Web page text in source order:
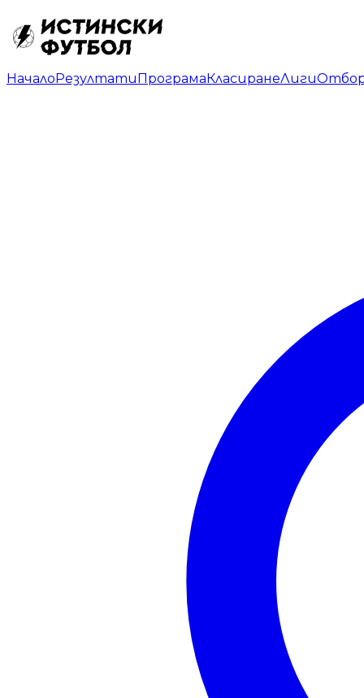
НачалоРезултатиПрограмаКласиранеЛиги